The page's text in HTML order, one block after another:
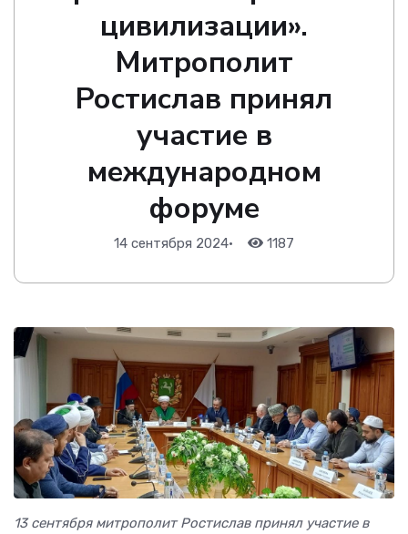
цивилизации».
Митрополит
Ростислав принял
участие в
международном
форуме
14 сентября 2024• 1187
13 сентября митрополит Ростислав принял участие в